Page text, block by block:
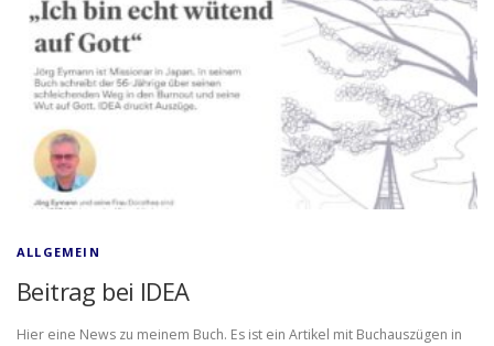
ALLGEMEIN
Beitrag bei IDEA
Hier eine News zu meinem Buch. Es ist ein Artikel mit Buchauszügen in